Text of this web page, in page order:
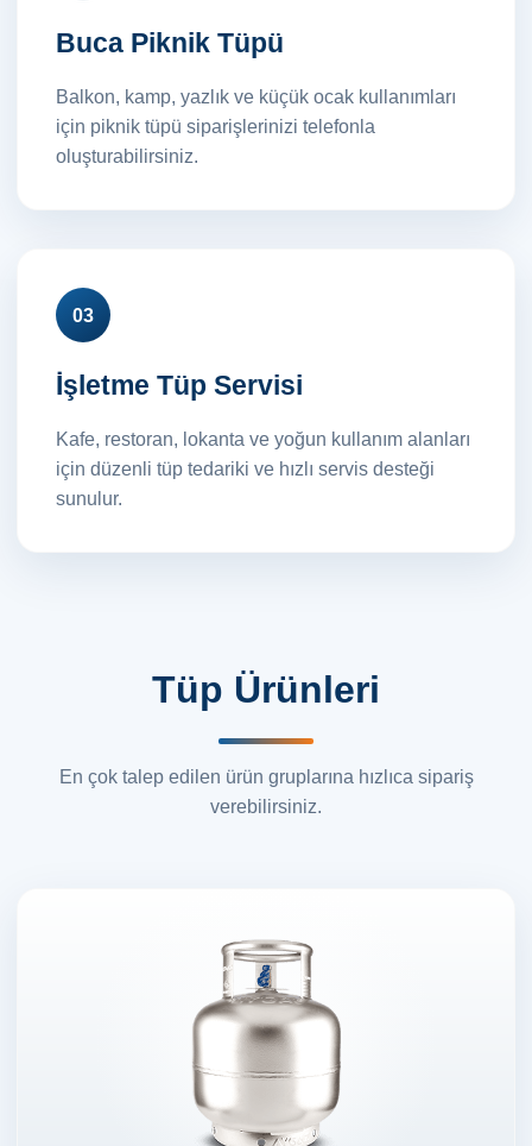
Buca Piknik Tüpü
Balkon, kamp, yazlık ve küçük ocak kullanımları
için piknik tüpü siparişlerinizi telefonla
oluşturabilirsiniz.
03
İşletme Tüp Servisi
Kafe, restoran, lokanta ve yoğun kullanım alanları
için düzenli tüp tedariki ve hızlı servis desteği
sunulur.
Tüp Ürünleri
En çok talep edilen ürün gruplarına hızlıca sipariş
verebilirsiniz.